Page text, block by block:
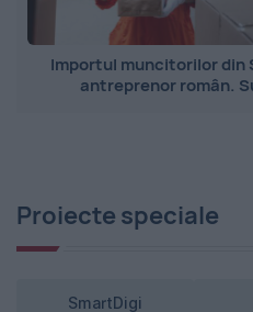
Importul muncitorilor din
antreprenor român.
Proiecte speciale
SmartDigi